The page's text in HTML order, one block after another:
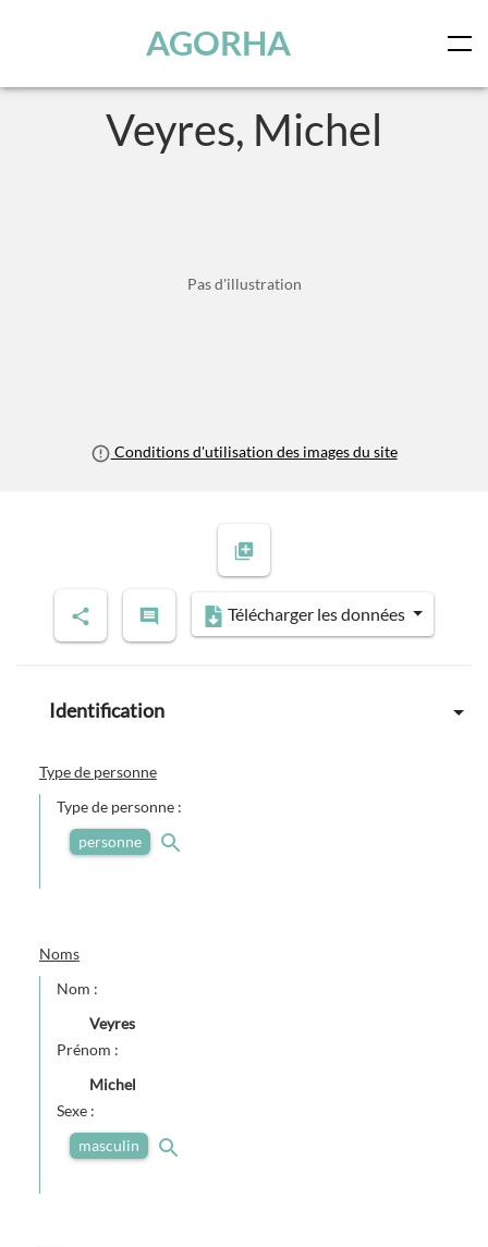
AGORHA
Veyres, Michel
Pas d'illustration
Conditions d'utilisation des images du site
Télécharger les données
Identification
Type de personne
Type de personne :
personne
Noms
Nom :
Veyres
Prénom :
Michel
Sexe :
masculin